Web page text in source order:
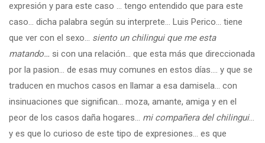
expresión y para este caso … tengo entendido que para este
caso… dicha palabra según su interprete… Luis Perico… tiene
que ver con el sexo… siento un chilingui que me esta
matando… si con una relación… que esta más que direccionada
por la pasion… de esas muy comunes en estos días…. y que se
traducen en muchos casos en llamar a esa damisela… con
insinuaciones que significan… moza, amante, amiga y en el
peor de los casos daña hogares… mi compañera del chilingui…
y es que lo curioso de este tipo de expresiones… es que